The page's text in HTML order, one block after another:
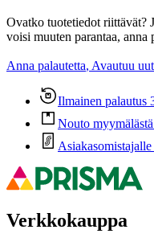
Ovatko tuotetiedot riittävät?
voisi muuten parantaa, anna
Anna palautetta, Avautuu
Ilmainen palautus
Nouto
Verkkokauppa